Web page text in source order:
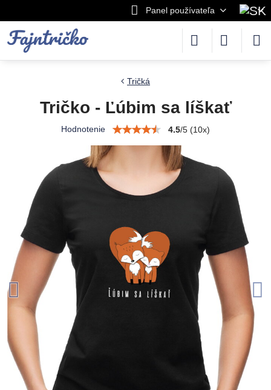
Panel používateľa
Tričká
Tričko - Ľúbim sa líškať
Hodnotenie 4.5/5 (10x)